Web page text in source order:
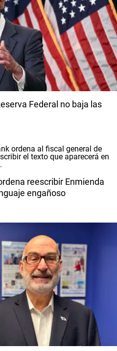
Federal no baja las
reescribir Enmienda
engañoso